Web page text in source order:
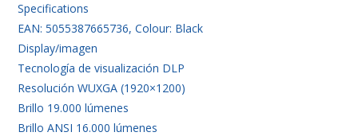
Specifications
EAN: 5055387665736, Colour: Black
Display/imagen
Tecnología de visualización DLP
Resolución WUXGA (1920×1200)
Brillo 19.000 lúmenes
Brillo ANSI 16.000 lúmenes